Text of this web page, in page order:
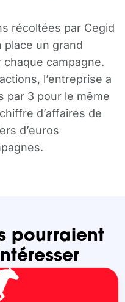
récoltées par Cegid
un grand
chaque campagne.
l’entreprise a
par 3 pour le même
d’affaires de
d’euros
pourraient